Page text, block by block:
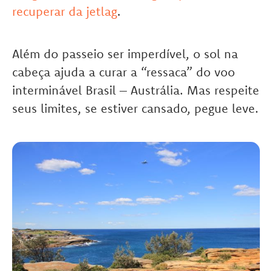
recuperar da jetlag.
Além do passeio ser imperdível, o sol na
cabeça ajuda a curar a “ressaca” do voo
interminável Brasil – Austrália. Mas respeite
seus limites, se estiver cansado, pegue leve.